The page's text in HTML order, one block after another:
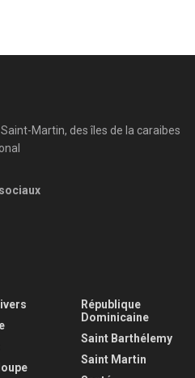
Martin, des îles de la caraibes
République
Dominicaine
Saint Barthélemy
Saint Martin